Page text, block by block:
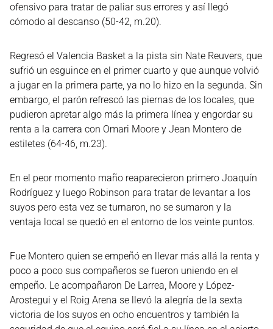
ofensivo para tratar de paliar sus errores y así llegó
cómodo al descanso (50-42, m.20).
Regresó el Valencia Basket a la pista sin Nate Reuvers, que
sufrió un esguince en el primer cuarto y que aunque volvió
a jugar en la primera parte, ya no lo hizo en la segunda. Sin
embargo, el parón refrescó las piernas de los locales, que
pudieron apretar algo más la primera línea y engordar su
renta a la carrera con Omari Moore y Jean Montero de
estiletes (64-46, m.23).
En el peor momento maño reaparecieron primero Joaquín
Rodríguez y luego Robinson para tratar de levantar a los
suyos pero esta vez se turnaron, no se sumaron y la
ventaja local se quedó en el entorno de los veinte puntos.
Fue Montero quien se empeñó en llevar más allá la renta y
poco a poco sus compañeros se fueron uniendo en el
empeño. Le acompañaron De Larrea, Moore y López-
Arostegui y el Roig Arena se llevó la alegría de la sexta
victoria de los suyos en ocho encuentros y también la